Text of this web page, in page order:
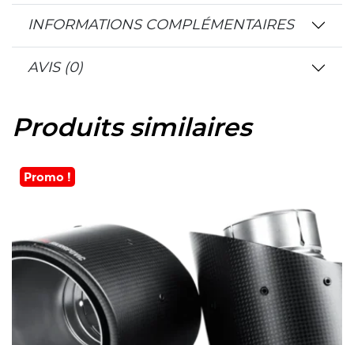
INFORMATIONS COMPLÉMENTAIRES
AVIS (0)
Produits similaires
Promo !